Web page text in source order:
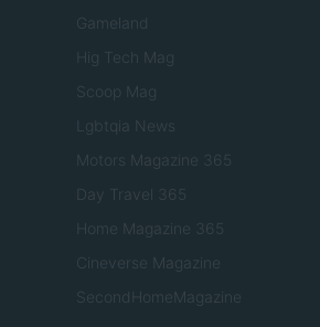
Gameland
Hig Tech Mag
Scoop Mag
Lgbtqia News
Motors Magazine 365
Day Travel 365
Home Magazine 365
Cineverse Magazine
SecondHomeMagazine